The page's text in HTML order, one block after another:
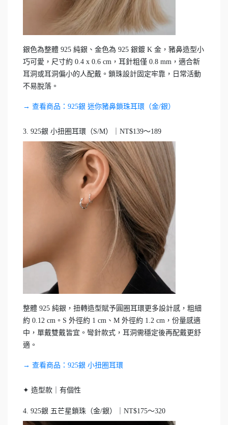
銀色為整體 925 純銀、金色為 925 銀鍍 K 金，豬鼻造型小
巧可愛，尺寸約 0.4 x 0.6 cm，耳針粗僅 0.8 mm，適合新
耳洞或耳洞偏小的人配戴。鎖珠設計固定牢靠，日常活動
不易脫落。
→ 查看商品：925銀 迷你豬鼻鎖珠耳環（金/銀）
3. 925銀 小扭圈耳環（S/M）｜NT$139～189
整體 925 純銀，扭轉造型賦予圓圈耳環更多設計感，粗細
約 0.12 cm。S 外徑約 1 cm、M 外徑約 1.2 cm，份量感適
中，單戴雙戴皆宜。彎針款式，耳洞需穩定後再配戴更舒
適。
→ 查看商品：925銀 小扭圈耳環
✦ 造型款｜有個性
4. 925銀 五芒星鎖珠（金/銀）｜NT$175～320